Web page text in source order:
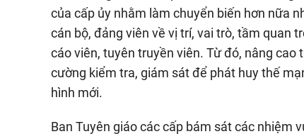
của cấp ủy nhằm làm chuyển biến hơn nữa
cán bộ, đảng viên về vị trí, vai trò, tầm quan
cáo viên, tuyên truyền viên. Từ đó, nâng
cường kiểm tra, giám sát để phát huy thế
hình mới.
Ban Tuyên giáo các cấp bám sát các nhiệm